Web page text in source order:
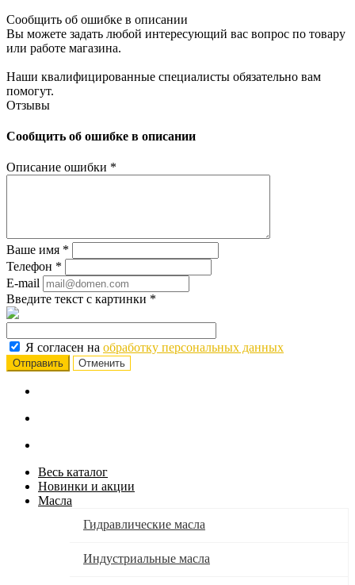
Сообщить об ошибке в описании
Вы можете задать любой интересующий вас вопрос по товару
или работе магазина.
Наши квалифицированные специалисты обязательно вам
помогут.
Отзывы
Сообщить об ошибке в описании
Описание ошибки *
Ваше имя *
Телефон *
E-mail
Введите текст с картинки *
Я согласен на обработку персональных данных
Отменить
Весь каталог
Новинки и акции
Масла
Гидравлические масла
Индустриальные масла